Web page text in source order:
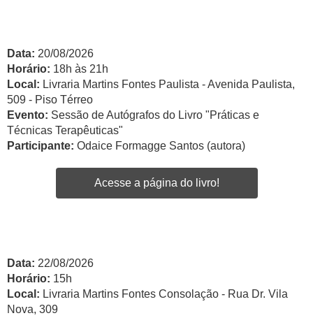
Data: 20/08/2026
Horário: 18h às 21h
Local: Livraria Martins Fontes Paulista - Avenida Paulista,
509 - Piso Térreo
Evento: Sessão de Autógrafos do Livro "Práticas e
Técnicas Terapêuticas"
Participante: Odaice Formagge Santos (autora)
Acesse a página do livro!
Data: 22/08/2026
Horário: 15h
Local: Livraria Martins Fontes Consolação - Rua Dr. Vila
Nova, 309